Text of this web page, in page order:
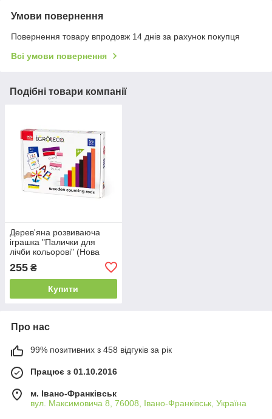
Умови повернення
Повернення товару впродовж 14 днів за рахунок покупця
Всі умови повернення
Подібні товари компанії
Дерев'яна розвиваюча
іграшка "Палички для
лічби кольорові" (Нова
Українська Школа) 56 шт.
900385 р.
255 ₴
Купити
Про нас
99% позитивних з 458 відгуків за рік
Працює з 01.10.2016
м. Івано-Франківськ
вул. Максимовича 8, 76008, Івано-Франківськ, Україна